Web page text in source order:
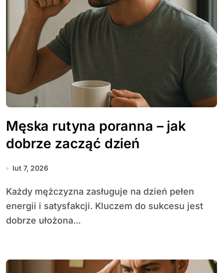
Męska rutyna poranna – jak
dobrze zacząć dzień
lut 7, 2026
Każdy mężczyzna zasługuje na dzień pełen
energii i satysfakcji. Kluczem do sukcesu jest
dobrze ułożona...